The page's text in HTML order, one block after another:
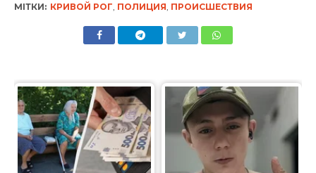
МІТКИ: КРИВОЙ РОГ ПОЛИЦИЯ ПРОИСШЕСТВИЯ